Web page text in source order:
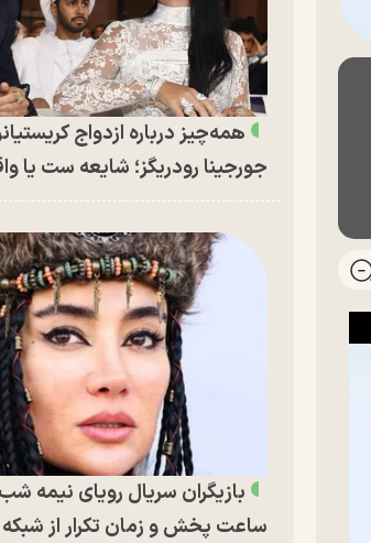
همه‌چیز درباره ازدواج
جورجینا رودریگز؛ شایعه ست یا
بازیگران سریال رویای نیمه
ساعت پخش و زمان تکرار از